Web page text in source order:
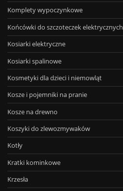
Komplety wypoczynkowe
Końcówki do szczoteczek elektrycznych
Kosiarki elektryczne
Kosiarki spalinowe
Kosmetyki dla dzieci i niemowląt
Kosze i pojemniki na pranie
Kosze na drewno
Koszyki do zlewozmywaków
Kotły
Kratki kominkowe
Krzesła